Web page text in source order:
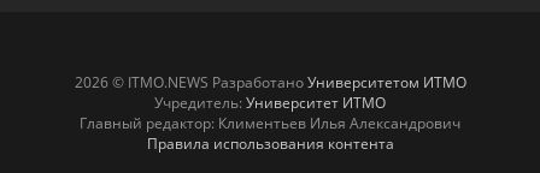
2026 © ITMO.NEWS РазработаноУниверситетом ИТМО
Учредитель: Университет ИТМО
Главный редактор: Климентьев Илья Александрович
Правила использования контента